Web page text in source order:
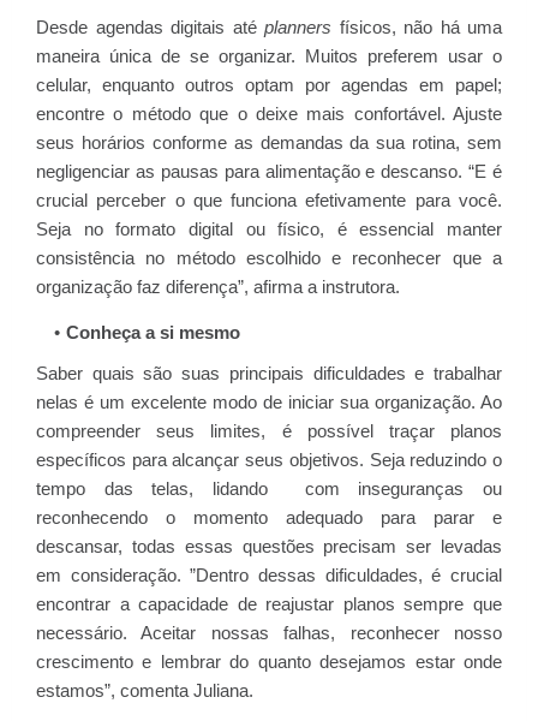
Desde agendas digitais até planners físicos, não há uma
maneira única de se organizar. Muitos preferem usar o
celular, enquanto outros optam por agendas em papel;
encontre o método que o deixe mais confortável. Ajuste
seus horários conforme as demandas da sua rotina, sem
negligenciar as pausas para alimentação e descanso. “E é
crucial perceber o que funciona efetivamente para você.
Seja no formato digital ou físico, é essencial manter
consistência no método escolhido e reconhecer que a
organização faz diferença”, afirma a instrutora.
Conheça a si mesmo
Saber quais são suas principais dificuldades e trabalhar
nelas é um excelente modo de iniciar sua organização. Ao
compreender seus limites, é possível traçar planos
específicos para alcançar seus objetivos. Seja reduzindo o
tempo das telas, lidando com inseguranças ou
reconhecendo o momento adequado para parar e
descansar, todas essas questões precisam ser levadas
em consideração. ”Dentro dessas dificuldades, é crucial
encontrar a capacidade de reajustar planos sempre que
necessário. Aceitar nossas falhas, reconhecer nosso
crescimento e lembrar do quanto desejamos estar onde
estamos”, comenta Juliana.